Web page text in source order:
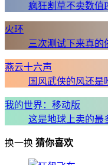
疯狂割草不卖数值
火环
三次测试下来真的
燕云十六声
国风武侠的风还是
我的世界：移动版
这是地球上卖的最
换一换 猜你喜欢